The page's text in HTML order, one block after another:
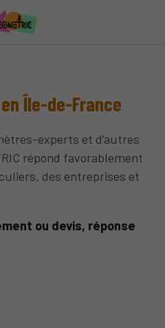
Île-de-France
experts et d’autres
répond favorablement
des entreprises et
ou devis, réponse